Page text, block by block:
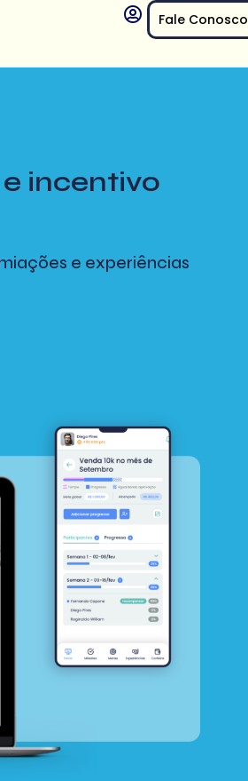
Fale Conosco
incentivo
e experiências